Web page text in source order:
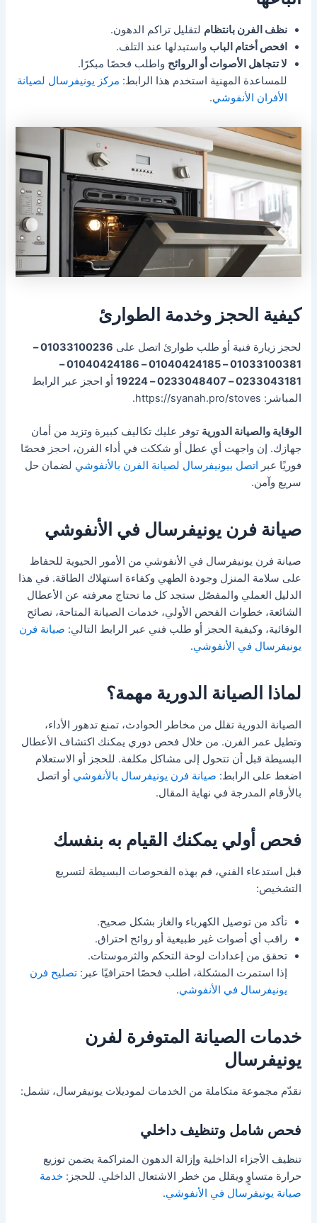
نظف الفرن بانتظام لتقليل تراكم الدهون.
افحص أختام الباب واستبدلها عند التلف.
لا تتجاهل الأصوات أو الروائح واطلب فحصًا مبكرًا.
للمساعدة المهنية استخدم هذا الرابط: مركز يونيفرسال لصيانة
الأفران الأنفوشي.
كيفية الحجز وخدمة الطوارئ
لحجز زيارة فنية أو طلب طوارئ اتصل على
01033100236 –
01033100381 – 01040424185 – 01040424186 –
0233043181 – 0233048407 – 19224
أو احجز عبر الرابط
المباشر: https://syanah.pro/stoves.
الوقاية والصيانة الدورية توفر عليك تكاليف كبيرة وتزيد من أمان
جهازك. إن واجهت أي عطل أو شككت في أداء الفرن، احجز فحصًا
فوريًا عبر اتصل بيونيفرسال لصيانة الفرن بالأنفوشي لضمان حل
سريع وآمن.
صيانة فرن يونيفرسال في الأنفوشي
صيانة فرن يونيفرسال في الأنفوشي من الأمور الحيوية للحفاظ
على سلامة المنزل وجودة الطهي وكفاءة استهلاك الطاقة. في هذا
الدليل العملي والمفصّل ستجد كل ما تحتاج معرفته عن الأعطال
الشائعة، خطوات الفحص الأولي، خدمات الصيانة المتاحة، نصائح
الوقائية، وكيفية الحجز أو طلب فني عبر الرابط التالي: صيانة فرن
يونيفرسال في الأنفوشي.
لماذا الصيانة الدورية مهمة؟
الصيانة الدورية تقلل من مخاطر الحوادث، تمنع تدهور الأداء،
وتطيل عمر الفرن. من خلال فحص دوري يمكنك اكتشاف الأعطال
البسيطة قبل أن تتحول إلى مشاكل مكلفة. للحجز أو الاستعلام
اضغط على الرابط: صيانة فرن يونيفرسال بالأنفوشي أو اتصل
بالأرقام المدرجة في نهاية المقال.
فحص أولي يمكنك القيام به بنفسك
قبل استدعاء الفني، قم بهذه الفحوصات البسيطة لتسريع
التشخيص:
تأكد من توصيل الكهرباء والغاز بشكل صحيح.
راقب أي أصوات غير طبيعية أو روائح احتراق.
تحقق من إعدادات لوحة التحكم والثرموستات.
إذا استمرت المشكلة، اطلب فحصًا احترافيًا عبر:تصليح فرن
يونيفرسال في الأنفوشي.
خدمات الصيانة المتوفرة لفرن
يونيفرسال
نقدّم مجموعة متكاملة من الخدمات لموديلات يونيفرسال، تشمل:
فحص شامل وتنظيف داخلي
تنظيف الأجزاء الداخلية وإزالة الدهون المتراكمة يضمن توزيع
حرارة متساوٍ ويقلل من خطر الاشتعال الداخلي. للحجز:خدمة
صيانة يونيفرسال في الأنفوشي.